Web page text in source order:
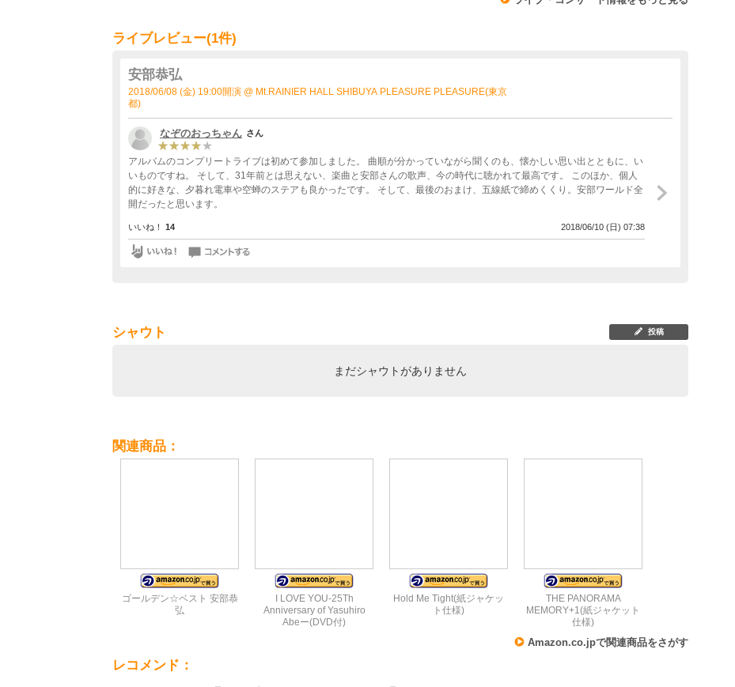
ライブレビュー(1件)
安部恭弘
2018/06/08 (金) 19:00開演 @ Mt.RAINIER HALL SHIBUYA PLEASURE PLEASURE(東京
都)
なぞのおっちゃん さん
アルバムのコンプリートライブは初めて参加しました。 曲順が分かっていながら聞くのも、懐かしい思い出とともに、い
いものですね。 そして、31年前とは思えない、楽曲と安部さんの歌声、今の時代に聴かれて最高です。 このほか、個人
的に好きな、夕暮れ電車や空蝉のステアも良かったです。 そして、最後のおまけ、五線紙で締めくくり。安部ワールド全
開だったと思います。
いいね！ 14 2018/06/10 (日) 07:38
シャウト 投稿
まだシャウトがありません
関連商品：
ゴールデン☆ベスト 安部恭
弘
I LOVE YOU-25Th
Anniversary of Yasuhiro
Abeー(DVD付)
Hold Me Tight(紙ジャケッ
ト仕様)
THE PANORAMA
MEMORY+1(紙ジャケット
仕様)
Amazon.co.jpで関連商品をさがす
レコメンド：